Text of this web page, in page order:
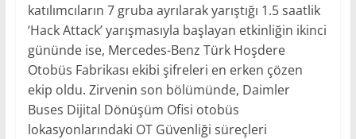
katılımcıların 7 gruba ayrılarak yarıştığı 1.5 saatlik
‘Hack Attack’ yarışmasıyla başlayan etkinliğin ikinci
gününde ise, Mercedes-Benz Türk Hoşdere
Otobüs Fabrikası ekibi şifreleri en erken çözen
ekip oldu. Zirvenin son bölümünde, Daimler
Buses Dijital Dönüşüm Ofisi otobüs
lokasyonlarındaki OT Güvenliği süreçleri